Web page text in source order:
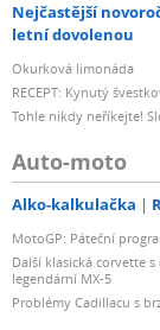
Nejčastější
letní dovolenou
Okurková limonáda
RECEPT: Kynutý
Tohle nikdy neříkejte!
Auto-moto
Alko-kalkulačka
MotoGP: Páteční
Další klasická corvette
legendární MX-5
Problémy Cadillacu s